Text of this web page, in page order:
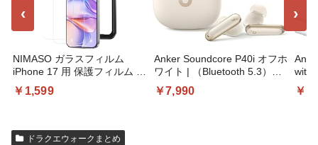
‹
NIMASO ガラスフィルム
iPhone 17 用 保護フィルム 強
化ガラス 耐衝撃 高透過率 指
紋防止 貼りやすい ガイド枠
￥1,599
Anker Soundcore P40i オフホ
ワイト | （Bluetooth 5.3）
【完全ワイヤレスイヤホン/ウ
ルトラノイズキャンセリング
￥7,990
with
ル
￥
›
ドラクエウォークまとめ